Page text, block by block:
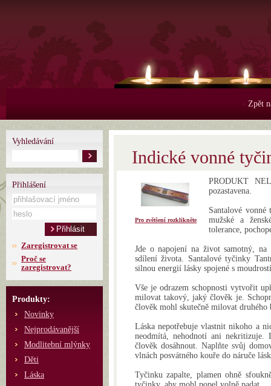
> Zpět
Vyhledávání
Přihlášení
Zaregistrovat se
Proč se
zaregistrovat?
Produkty:
Novinky
Nejprodávanější
Modlitební mlýnky
Děti
Láska
Indické vonné
Pro zvětšení rozklikněte
PRODUKT
pozastavena.
Santalové
mužské a
tolerance,
Jde o napojení na život samotný,
sdílení života. Santalové tyčinky
silnou energií lásky spojené s
Vše je odrazem schopnosti vytvořit
milovat takový, jaký člověk je.
člověk mohl skutečně milovat
Láska nepotřebuje vlastnit nikoho a
neodmítá, nehodnotí ani nekritizuje.
člověk dosáhnout. Naplňte svůj
vlnách posvátného kouře do náruče
Tyčinku zapalte, plamen ohně